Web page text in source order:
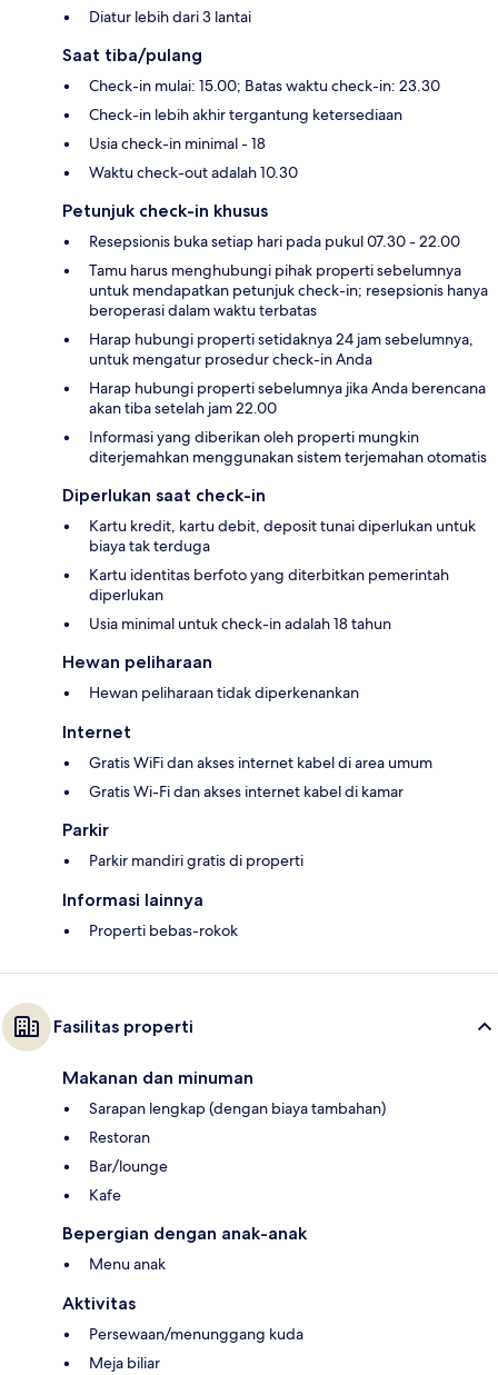
Diatur lebih dari 3 lantai
Saat tiba/pulang
Check-in mulai: 15.00; Batas waktu check-in: 23.30
Check-in lebih akhir tergantung ketersediaan
Usia check-in minimal - 18
Waktu check-out adalah 10.30
Petunjuk check-in khusus
Resepsionis buka setiap hari pada pukul 07.30 - 22.00
Tamu harus menghubungi pihak properti sebelumnya
untuk mendapatkan petunjuk check-in; resepsionis hanya
beroperasi dalam waktu terbatas
Harap hubungi properti setidaknya 24 jam sebelumnya,
untuk mengatur prosedur check-in Anda
Harap hubungi properti sebelumnya jika Anda berencana
akan tiba setelah jam 22.00
Informasi yang diberikan oleh properti mungkin
diterjemahkan menggunakan sistem terjemahan otomatis
Diperlukan saat check-in
Kartu kredit, kartu debit, deposit tunai diperlukan untuk
biaya tak terduga
Kartu identitas berfoto yang diterbitkan pemerintah
diperlukan
Usia minimal untuk check-in adalah 18 tahun
Hewan peliharaan
Hewan peliharaan tidak diperkenankan
Internet
Gratis WiFi dan akses internet kabel di area umum
Gratis Wi-Fi dan akses internet kabel di kamar
Parkir
Parkir mandiri gratis di properti
Informasi lainnya
Properti bebas-rokok
Fasilitas properti
Makanan dan minuman
Sarapan lengkap (dengan biaya tambahan)
Restoran
Bar/lounge
Kafe
Bepergian dengan anak-anak
Menu anak
Aktivitas
Persewaan/menunggang kuda
Meja biliar